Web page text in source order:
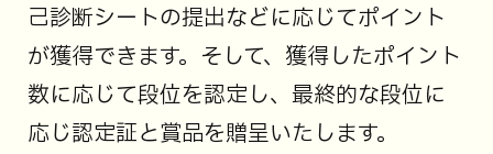
己診断シートの提出などに応じてポイント
が獲得できます。そして、獲得したポイント
数に応じて段位を認定し、最終的な段位に
応じ認定証と賞品を贈呈いたします。